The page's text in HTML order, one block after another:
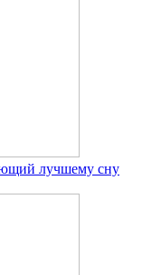
лучшему сну